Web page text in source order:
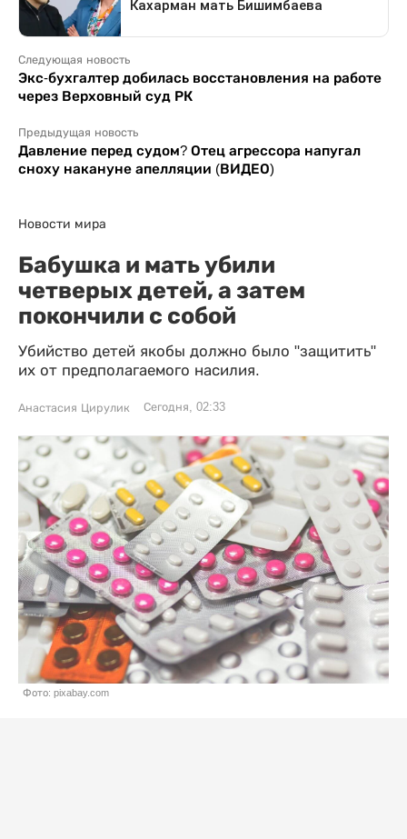
Следующая новость
Экс-бухгалтер добилась восстановления на работе
через Верховный суд РК
Предыдущая новость
Давление перед судом? Отец агрессора напугал
сноху накануне апелляции (ВИДЕО)
Новости мира
Бабушка и мать убили
четверых детей, а затем
покончили с собой
Убийство детей якобы должно было "защитить"
их от предполагаемого насилия.
Анастасия Цирулик Сегодня, 02:33
Фото: pixabay.com